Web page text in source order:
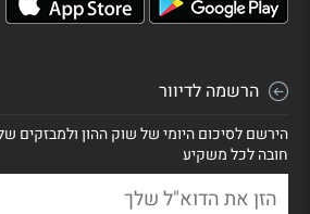
הרשמה לדיוור
הירשם לסיכום היומי של שוק ההון ולמבזקים של
חובה לכל משקיע